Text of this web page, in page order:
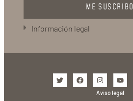
ME SUSCRIBO
Información legal
Aviso legal